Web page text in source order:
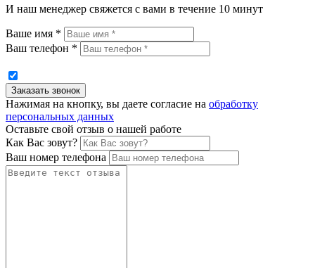
И наш менеджер свяжется с вами в течение 10 минут
Ваше имя *
Ваш телефон *
Нажимая на кнопку, вы даете согласие на обработку
персональных данных
Оставьте свой отзыв о нашей работе
Как Вас зовут?
Ваш номер телефона